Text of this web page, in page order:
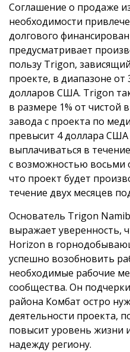
Соглашение о продаже
необходимости
долгового
предусматривает
пользу Trigon,
проекте, в диапазоне
долларов США. Trigon
в размере 1% от чистой
завода с проекта по
превысит 4 доллара США
выплачиваться в
с возможностью восьми
что проект будет
течение двух месяцев
Основатель Trigon
выражает уверенность,
Horizon в
успешно возобновить
необходимые рабочие
сообщества. Он
района Комбат остро
деятельности проекта,
повысит уровень жизни
надежду региону.